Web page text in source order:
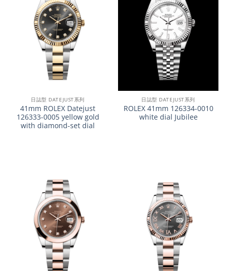
日誌型 DATEJUST系列
41mm ROLEX Datejust
126333-0005 yellow gold
with diamond-set dial
日誌型 DATEJUST系列
ROLEX 41mm 126334-0010
white dial Jubilee